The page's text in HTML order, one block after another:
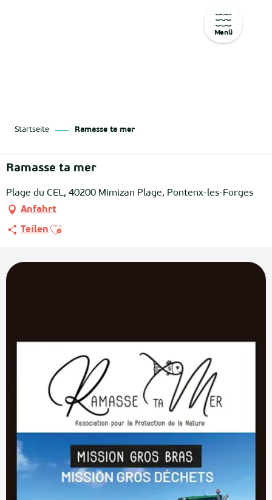
Menü
Startseite Ramasse ta mer
Ramasse ta mer
Plage du CEL, 40200 Mimizan Plage, Pontenx-les-Forges
Anfahrt
Teilen Ajouter aux favoris